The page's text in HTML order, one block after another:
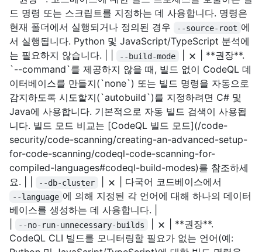
드 명령 또는 스크립트를 지정하는 데 사용합니다. 명령은
현재 폴더에서 실행되거나 정의된 경우
--source-root 에
서 실행됩니다. Python 및 JavaScript/TypeScript 분석에
는 필요하지 않습니다. | |
--build-mode
| **권장**.
`--command`를 제공하지 않을 때, 빌드 없이 CodeQL 데
이터베이스를 만들지(`none`) 또는 빌드 명령을 자동으로
감지하도록 시도할지(`autobuild`)를 지정하려면 C# 및
Java에 사용합니다. 기본적으로 자동 빌드 검색이 사용됩
니다. 빌드 모드 비교는 [CodeQL 빌드 모드](/code-
security/code-scanning/creating-an-advanced-setup-
for-code-scanning/codeql-code-scanning-for-
compiled-languages#codeql-build-modes)를 참조하세
요. | |
--db-cluster | 다국어 코드베이스에서
--language 에 의해 지정된 각 언어에 대해 하나의 데이터
베이스를 생성하는 데 사용합니다. |
--no-run-unnecessary-builds
| **권장**.
CodeQL CLI 빌드를 모니터링할 필요가 없는 언어(예: